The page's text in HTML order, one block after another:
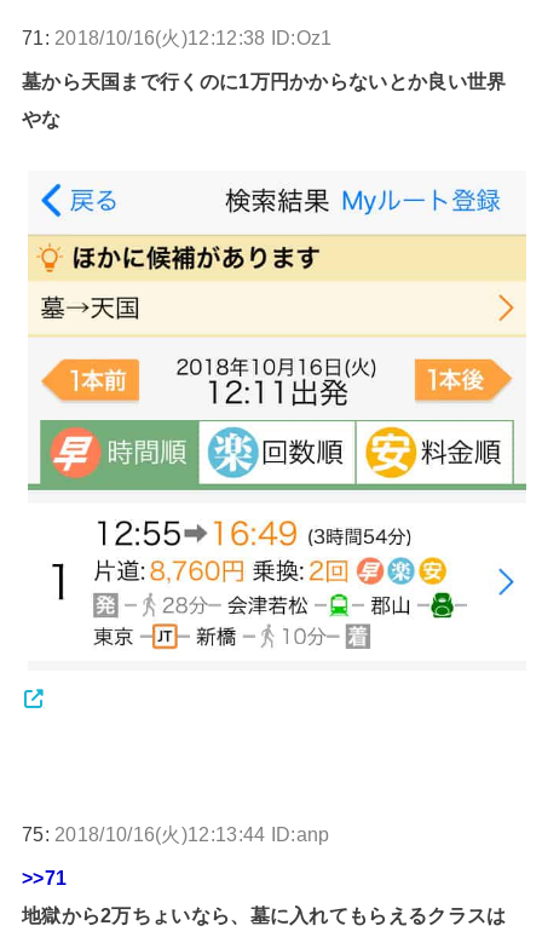
71: 2018/10/16(火)12:12:38 ID:Oz1
墓から天国まで行くのに1万円かからないとか良い世界
やな
75: 2018/10/16(火)12:13:44 ID:anp
>>71
地獄から2万ちょいなら、墓に入れてもらえるクラスは